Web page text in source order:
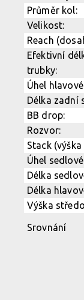
Tvar rámu u
Tvar rámu u